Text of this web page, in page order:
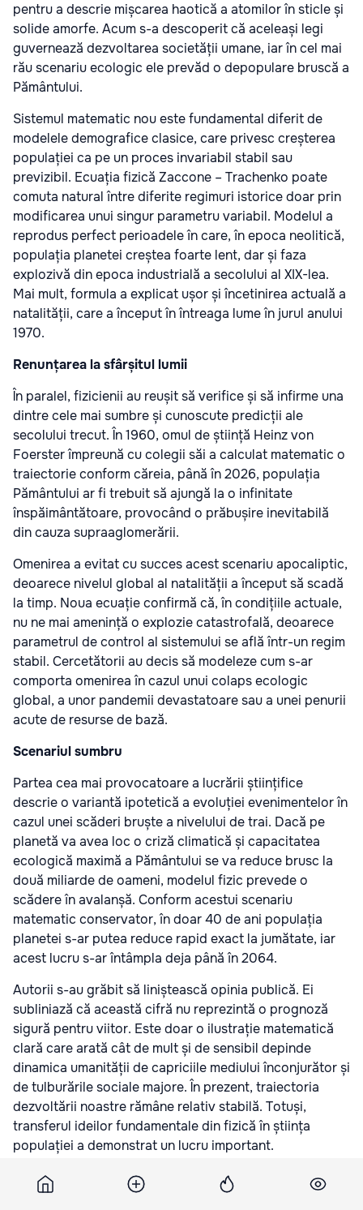
pentru a descrie mișcarea haotică a atomilor în sticle și
solide amorfe. Acum s-a descoperit că aceleași legi
guvernează dezvoltarea societății umane, iar în cel mai
rău scenariu ecologic ele prevăd o depopulare bruscă a
Pământului.
Sistemul matematic nou este fundamental diferit de
modelele demografice clasice, care privesc creșterea
populației ca pe un proces invariabil stabil sau
previzibil. Ecuația fizică Zaccone – Trachenko poate
comuta natural între diferite regimuri istorice doar prin
modificarea unui singur parametru variabil. Modelul a
reprodus perfect perioadele în care, în epoca neolitică,
populația planetei creștea foarte lent, dar și faza
explozivă din epoca industrială a secolului al XIX-lea.
Mai mult, formula a explicat ușor și încetinirea actuală a
natalității, care a început în întreaga lume în jurul anului
1970.
Renunțarea la sfârșitul lumii
În paralel, fizicienii au reușit să verifice și să infirme una
dintre cele mai sumbre și cunoscute predicții ale
secolului trecut. În 1960, omul de știință Heinz von
Foerster împreună cu colegii săi a calculat matematic o
traiectorie conform căreia, până în 2026, populația
Pământului ar fi trebuit să ajungă la o infinitate
înspăimântătoare, provocând o prăbușire inevitabilă
din cauza supraaglomerării.
Omenirea a evitat cu succes acest scenariu apocaliptic,
deoarece nivelul global al natalității a început să scadă
la timp. Noua ecuație confirmă că, în condițiile actuale,
nu ne mai amenință o explozie catastrofală, deoarece
parametrul de control al sistemului se află într-un regim
stabil. Cercetătorii au decis să modeleze cum s-ar
comporta omenirea în cazul unui colaps ecologic
global, a unor pandemii devastatoare sau a unei penurii
acute de resurse de bază.
Scenariul sumbru
Partea cea mai provocatoare a lucrării științifice
descrie o variantă ipotetică a evoluției evenimentelor în
cazul unei scăderi bruște a nivelului de trai. Dacă pe
planetă va avea loc o criză climatică și capacitatea
ecologică maximă a Pământului se va reduce brusc la
două miliarde de oameni, modelul fizic prevede o
scădere în avalanșă. Conform acestui scenariu
matematic conservator, în doar 40 de ani populația
planetei s-ar putea reduce rapid exact la jumătate, iar
acest lucru s-ar întâmpla deja până în 2064.
Autorii s-au grăbit să liniștească opinia publică. Ei
subliniază că această cifră nu reprezintă o prognoză
sigură pentru viitor. Este doar o ilustrație matematică
clară care arată cât de mult și de sensibil depinde
dinamica umanității de capriciile mediului înconjurător și
de tulburările sociale majore. În prezent, traiectoria
dezvoltării noastre rămâne relativ stabilă. Totuși,
transferul ideilor fundamentale din fizică în știința
populației a demonstrat un lucru important.
Un limbaj matematic unificat poate explica la fel de bine
comportamentul atomilor invizibili ochiului, cât și legile